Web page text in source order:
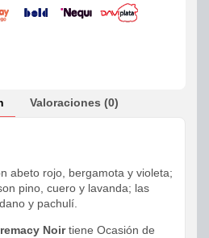
Valoraciones (0)
abeto rojo, bergamota y violeta;
pino, cuero y lavanda; las
y pachulí.
Noirtiene Ocasión de